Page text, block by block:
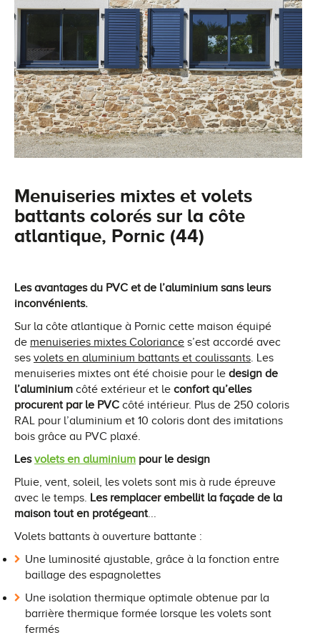
Menuiseries mixtes et volets
battants colorés sur la côte
atlantique, Pornic (44)
Les avantages du PVC et de l’aluminium sans leurs
inconvénients.
Sur la côte atlantique à Pornic cette maison équipé
de menuiseries mixtes Coloriance s’est accordé avec
ses volets en aluminium battants et coulissants. Les
menuiseries mixtes ont été choisie pour le design de
l’aluminium côté extérieur et le confort qu’elles
procurent par le PVC côté intérieur. Plus de 250 coloris
RAL pour l’aluminium et 10 coloris dont des imitations
bois grâce au PVC plaxé.
Lesvolets en aluminium pour le design
Pluie, vent, soleil, les volets sont mis à rude épreuve
avec le temps. Les remplacer embellit la façade de la
maison tout en protégeant...
Volets battants à ouverture battante :
Une luminosité ajustable, grâce à la fonction entre
baillage des espagnolettes
Une isolation thermique optimale obtenue par la
barrière thermique formée lorsque les volets sont
fermés